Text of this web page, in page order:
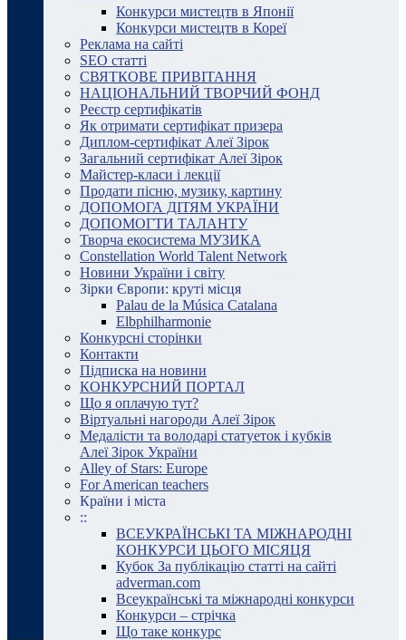
Конкурси мистецтв в Японії
Конкурси мистецтв в Кореї
Реклама на сайті
SEO статті
СВЯТКОВЕ ПРИВІТАННЯ
НАЦІОНАЛЬНИЙ ТВОРЧИЙ ФОНД
Реєстр сертифікатів
Як отримати сертифікат призера
Диплом-сертифікат Алеї Зірок
Загальний сертифікат Алеї Зірок
Майстер-класи і лекції
Продати пісню, музику, картину
ДОПОМОГА ДІТЯМ УКРАЇНИ
ДОПОМОГТИ ТАЛАНТУ
Творча екосистема МУЗИКА
Constellation World Talent Network
Новини України і світу
Зірки Європи: круті місця
Palau de la Música Catalana
Elbphilharmonie
Конкурсні сторінки
Контакти
Підписка на новини
КОНКУРСНИЙ ПОРТАЛ
Що я оплачую тут?
Віртуальні нагороди Алеї Зірок
Медалісти та володарі статуеток і кубків
Алеї Зірок України
Alley of Stars: Europe
For American teachers
Країни і міста
::
ВСЕУКРАЇНСЬКІ ТА МІЖНАРОДНІ
КОНКУРСИ ЦЬОГО МІСЯЦЯ
Кубок За публікацію статті на сайті
adverman.com
Всеукраїнські та міжнародні конкурси
Конкурси – стрічка
Що таке конкурс